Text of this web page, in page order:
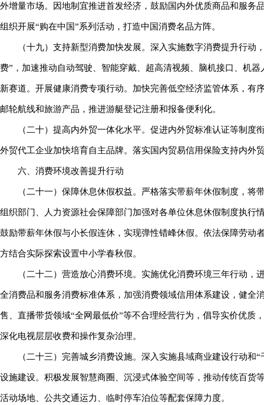
外增量市场。因地制宜推进首发经济，鼓励国内外优质商品和服
组织开展“购在中国”系列活动，打造中国消费名品方阵。
（十九）支持新型消费加快发展。深入实施数字消费提升行
费”，加速推动自动驾驶、智能穿戴、超高清视频、脑机接口、机
新赛道。开展健康消费专项行动。加快完善低空经济监管体系，
邮轮航线和旅游产品，推进游艇登记注册和报备便利化。
（二十）提高内外贸一体化水平。促进内外贸标准认证等制
外贸代工企业加快培育自主品牌。落实国内贸易信用保险支持内外
六、消费环境改善提升行动
（二十一）保障休息休假权益。严格落实带薪年休假制度，
组织部门、人力资源社会保障部门加强对各单位休息休假制度执
鼓励带薪年休假与小长假连休，实现弹性错峰休假。依法保障劳
方结合实际探索设置中小学春秋假。
（二十二）营造放心消费环境。实施优化消费环境三年行动
全消费品和服务消费标准体系，加强消费领域信用体系建设，健
售、直播带货领域“全网最低价”等不合理经营行为，倡导实价优
深化电视层层收费和操作复杂治理。
（二十三）完善城乡消费设施。深入实施县域商业建设行动
设施建设。积极发展智慧商圈、沉浸式体验空间等，推动传统百
活动场地、公共交通运力、临时停车泊位等配套保障力度。